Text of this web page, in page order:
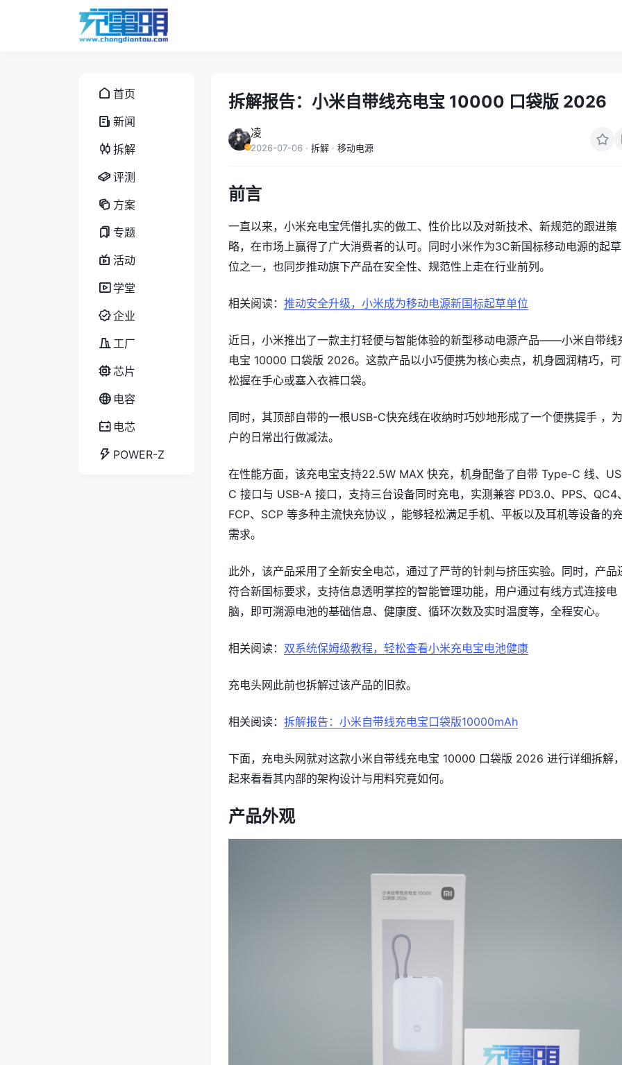
首页
新闻
拆解
评测
方案
专题
活动
学堂
企业
工厂
芯片
电容
电芯
POWER-Z
拆解报告：小米自带线充电宝 10000 口袋版 2026
凌
2026-07-06 · 拆解 · 移动电源
前言
一直以来，小米充电宝凭借扎实的做工、性价比以及对新技术、新规范的跟进策
略，在市场上赢得了广大消费者的认可。同时小米作为3C新国标移动电源的起
位之一，也同步推动旗下产品在安全性、规范性上走在行业前列。
相关阅读： 推动安全升级，小米成为移动电源新国标起草单位
近日，小米推出了一款主打轻便与智能体验的新型移动电源产品——小米自带线
电宝 10000 口袋版 2026。这款产品以小巧便携为核心卖点，机身圆润精巧，
松握在手心或塞入衣裤口袋。
同时，其顶部自带的一根USB-C快充线在收纳时巧妙地形成了一个便携提手 ，
户的日常出行做减法。
在性能方面，该充电宝支持22.5W MAX 快充，机身配备了自带 Type-C 线、
C 接口与 USB-A 接口，支持三台设备同时充电，实测兼容 PD3.0、PPS、QC4
FCP、SCP 等多种主流快充协议 ，能够轻松满足手机、平板以及耳机等设备的
需求。
此外，该产品采用了全新安全电芯，通过了严苛的针刺与挤压实验。同时，产品
符合新国标要求，支持信息透明掌控的智能管理功能，用户通过有线方式连接电
脑，即可溯源电池的基础信息、健康度、循环次数及实时温度等，全程安心。
相关阅读： 双系统保姆级教程，轻松查看小米充电宝电池健康
充电头网此前也拆解过该产品的旧款。
相关阅读： 拆解报告：小米自带线充电宝口袋版10000mAh
下面，充电头网就对这款小米自带线充电宝 10000 口袋版 2026 进行详细拆解
起来看看其内部的架构设计与用料究竟如何。
产品外观